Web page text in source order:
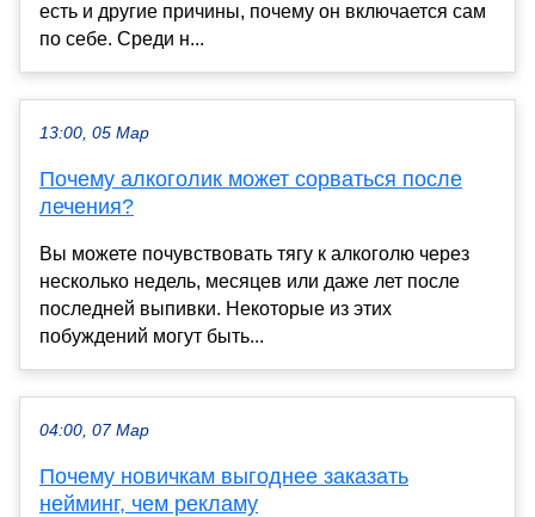
есть и другие причины, почему он включается сам
по себе. Среди н...
13:00, 05 Мар
Почему алкоголик может сорваться после
лечения?
Вы можете почувствовать тягу к алкоголю через
несколько недель, месяцев или даже лет после
последней выпивки. Некоторые из этих
побуждений могут быть...
04:00, 07 Мар
Почему новичкам выгоднее заказать
нейминг, чем рекламу